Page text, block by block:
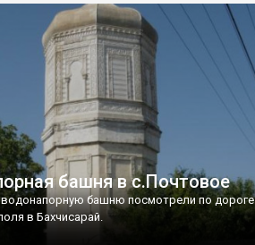
башня в с.Почтовое
башню посмотрели по дороге
в Бахчисарай.